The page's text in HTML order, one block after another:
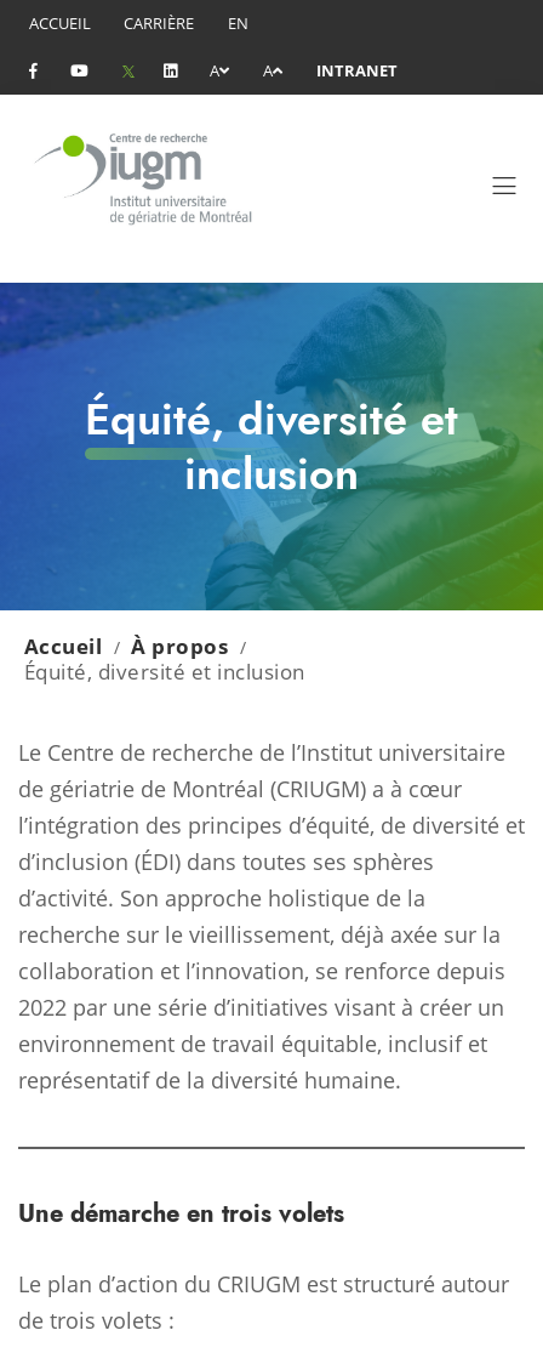
ACCUEIL CARRIÈRE EN
A A INTRANET
Équité, diversité et
inclusion
Accueil / À propos /
Équité, diversité et inclusion
Le Centre de recherche de l’Institut universitaire
de gériatrie de Montréal (CRIUGM) a à cœur
l’intégration des principes d’équité, de diversité et
d’inclusion (ÉDI) dans toutes ses sphères
d’activité. Son approche holistique de la
recherche sur le vieillissement, déjà axée sur la
collaboration et l’innovation, se renforce depuis
2022 par une série d’initiatives visant à créer un
environnement de travail équitable, inclusif et
représentatif de la diversité humaine.
Une démarche en trois volets
Le plan d’action du CRIUGM est structuré autour
de trois volets :